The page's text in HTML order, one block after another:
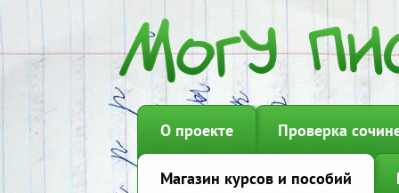
О проекте Проверка
Магазин курсов и пособий